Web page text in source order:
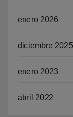
enero 2026
diciembre 2025
enero 2023
abril 2022